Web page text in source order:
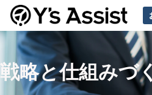
サービス一
利用規約（出
戦略と仕組みづ